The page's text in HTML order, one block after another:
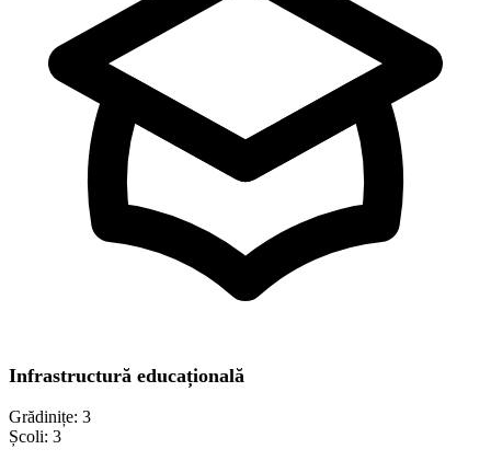
Infrastructură educațională
Grădinițe: 3
Școli: 3